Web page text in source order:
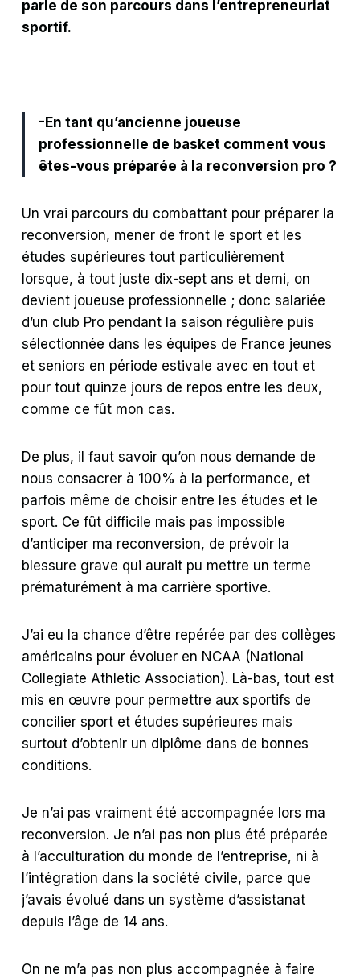
parle de son parcours dans l’entrepreneuriat
sportif.
-En tant qu’ancienne joueuse
professionnelle de basket comment vous
êtes-vous préparée à la reconversion pro ?
Un vrai parcours du combattant pour préparer la
reconversion, mener de front le sport et les
études supérieures tout particulièrement
lorsque, à tout juste dix-sept ans et demi, on
devient joueuse professionnelle ; donc salariée
d’un club Pro pendant la saison régulière puis
sélectionnée dans les équipes de France jeunes
et seniors en période estivale avec en tout et
pour tout quinze jours de repos entre les deux,
comme ce fût mon cas.
De plus, il faut savoir qu’on nous demande de
nous consacrer à 100% à la performance, et
parfois même de choisir entre les études et le
sport. Ce fût difficile mais pas impossible
d’anticiper ma reconversion, de prévoir la
blessure grave qui aurait pu mettre un terme
prématurément à ma carrière sportive.
J’ai eu la chance d’être repérée par des collèges
américains pour évoluer en NCAA (National
Collegiate Athletic Association). Là-bas, tout est
mis en œuvre pour permettre aux sportifs de
concilier sport et études supérieures mais
surtout d’obtenir un diplôme dans de bonnes
conditions.
Je n’ai pas vraiment été accompagnée lors ma
reconversion. Je n’ai pas non plus été préparée
à l’acculturation du monde de l’entreprise, ni à
l’intégration dans la société civile, parce que
j’avais évolué dans un système d’assistanat
depuis l’âge de 14 ans.
On ne m’a pas non plus accompagnée à faire